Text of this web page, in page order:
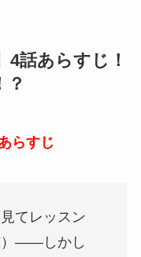
4話あらすじ！
？
らすじ
てレッスン
）――しかし